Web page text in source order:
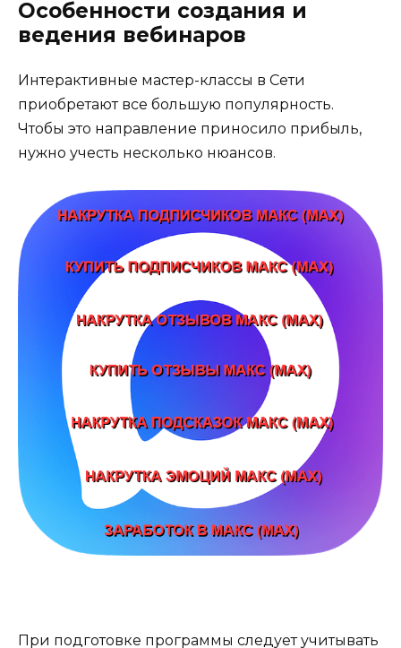
Особенности создания и
ведения вебинаров
Интерактивные мастер-классы в Сети
приобретают все большую популярность.
Чтобы это направление приносило прибыль,
нужно учесть несколько нюансов.
При подготовке программы следует учитывать